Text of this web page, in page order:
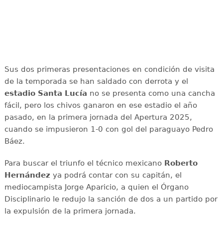
Sus dos primeras presentaciones en condición de visita
de la temporada se han saldado con derrota y el
estadio Santa Lucía no se presenta como una cancha
fácil, pero los chivos ganaron en ese estadio el año
pasado, en la primera jornada del Apertura 2025,
cuando se impusieron 1-0 con gol del paraguayo Pedro
Báez.
Para buscar el triunfo el técnico mexicano Roberto
Hernández ya podrá contar con su capitán, el
mediocampista Jorge Aparicio, a quien el Órgano
Disciplinario le redujo la sanción de dos a un partido por
la expulsión de la primera jornada.